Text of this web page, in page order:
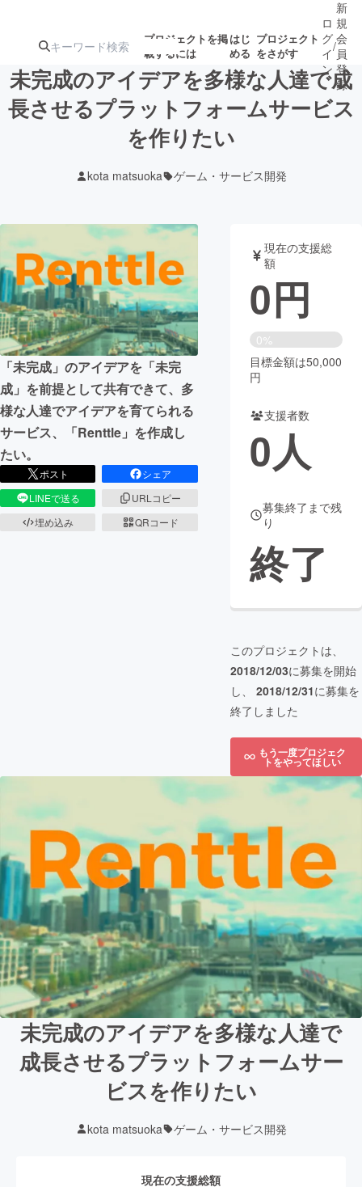
プロジェクトを掲
載するには
はじ
める
プロジェクト
をさがす
注目の新着プロ
ジェクト
募集終了が近いプ
テクノロジー・ガジェット
映像・映画 書籍・雑誌
ビジネス・起業 チャレンジ
まちづくり・地域活性化
CAMPFIRE for Social Good
CAMPFIRE Creation
CAMPFIREふるさと納税machi-ya コミュニティ
ロ
グ
イ
ン
/
新
規
会
員
登
録
未完成のアイデアを多様な人達で成
長させるプラットフォームサービス
を作りたい
kota matsuoka ゲーム・サービス開発
「未完成」のアイデアを「未完
成」を前提として共有できて、多
様な人達でアイデアを育てられる
サービス、「Renttle」を作成し
たい。
ポスト
シェア
LINEで送る
URLコピー
埋め込み
QRコード
現在の支援総
額
0円
0%
目標金額は50,000
円
支援者数
0人
募集終了まで残
り
終了
このプロジェクトは、
2018/12/03に募集を開始
し、 2018/12/31に募集を
終了しました
もう一度プロジェク
トをやってほしい
未完成のアイデアを多様な人達で
成長させるプラットフォームサー
ビスを作りたい
kota matsuoka ゲーム・サービス開発
現在の支援総額